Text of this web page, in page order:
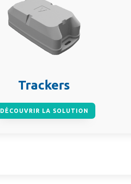
Trackers
DÉCOUVRIR LA SOLUTION